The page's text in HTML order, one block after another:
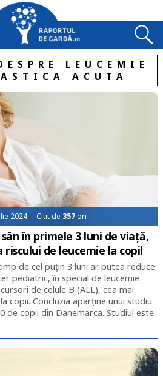
LEUCEMIE
ACUTA
2024 Citit de 357 ori
în primele 3 luni de viață,
riscului de leucemie la copil
de cel puțin 3 luni ar putea reduce
pediatric, în special de leucemie
de celule B (ALL), cea mai
copii. Concluzia aparține unui studiu
de copii din Danemarca. Studiul este